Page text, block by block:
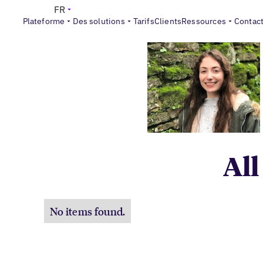
Plateforme Des solutions TarifsClientsRessources
FR
All
No items found.